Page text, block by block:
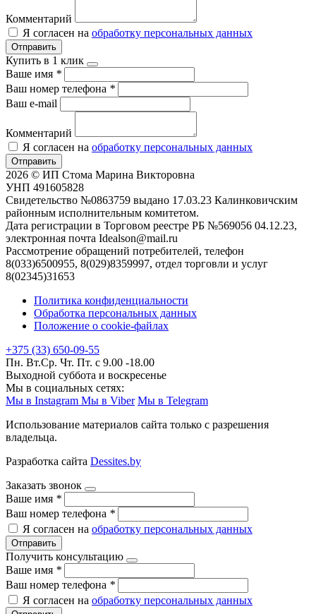
Комментарий
Я согласен на обработку персональных данных
Отправить
Купить в 1 клик
Ваше имя *
Ваш номер телефона *
Ваш e-mail
Комментарий
Я согласен на обработку персональных данных
Отправить
2026 © ИП Стома Марина Викторовна
УНП 491605828
Свидетельство №0863759 выдано 17.03.23 Калинковичским
районным исполнительным комитетом.
Дата регистрации в Торговом реестре РБ №569056 04.12.23,
электронная почта Idealson@mail.ru
Рассмотрение обращений потребителей, телефон
8(033)6500955, 8(029)8359997, отдел торговли и услуг
8(02345)31653
Политика конфиденциальности
Обработка персональных данных
Положение о cookie-файлах
+375 (33) 650-09-55
Пн. Вт.Ср. Чт. Пт. с 9.00 -18.00
Выходной суббота и воскресенье
Мы в социальных сетях:
Мы в Instagram Мы в Viber Мы в Telegram
Использование материалов сайта только с разрешения
владельца.
Разработка сайта Dessites.by
Заказать звонок
Ваше имя *
Ваш номер телефона *
Я согласен на обработку персональных данных
Отправить
Получить консультацию
Ваше имя *
Ваш номер телефона *
Я согласен на обработку персональных данных